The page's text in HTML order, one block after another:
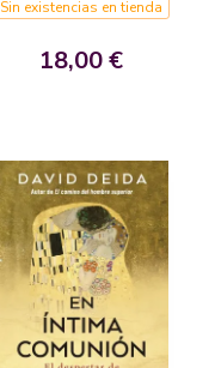
Sin existencias en tienda
18,00 €